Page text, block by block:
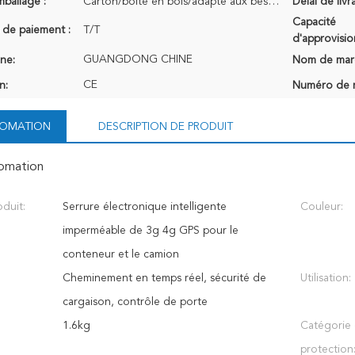
paiement : T/T
Capacité
GUANGDONG CHINE Nom de
CE Numéro de
DESCRIPTION DE PRODUIT
Serrure électronique intelligente
imperméable de 3g 4g GPS pour le
conteneur et le camion
Couleur:
Cheminement en temps réel, sécurité de
cargaison, contrôle de porte
Utilisation:
1.6kg Catégorie
protection: